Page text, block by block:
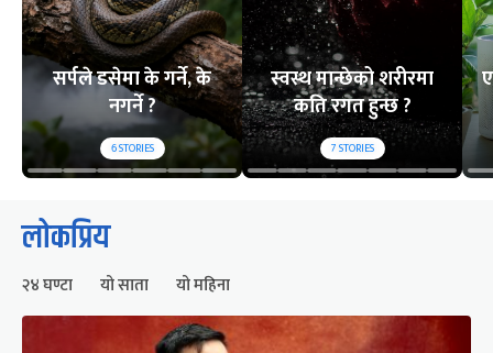
सर्पले डसेमा के गर्ने, के
नगर्ने ?
6STORIES
स्वस्थ मान्छेको शरीरमा
कति रगत हुन्छ ?
7STORIES
लोकप्रिय
२४ घण्टा यो साता यो महिना